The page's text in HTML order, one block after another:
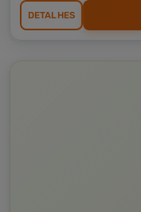
DETALHES